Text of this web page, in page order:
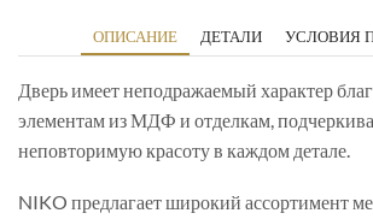
ОПИСАНИЕ ДЕТАЛИ УСЛОВИЯ
Дверь имеет неподражаемый характер
элементам из МДФ и отделкам,
неповторимую красоту в каждом детале.
NIKO предлагает широкий ассортимент